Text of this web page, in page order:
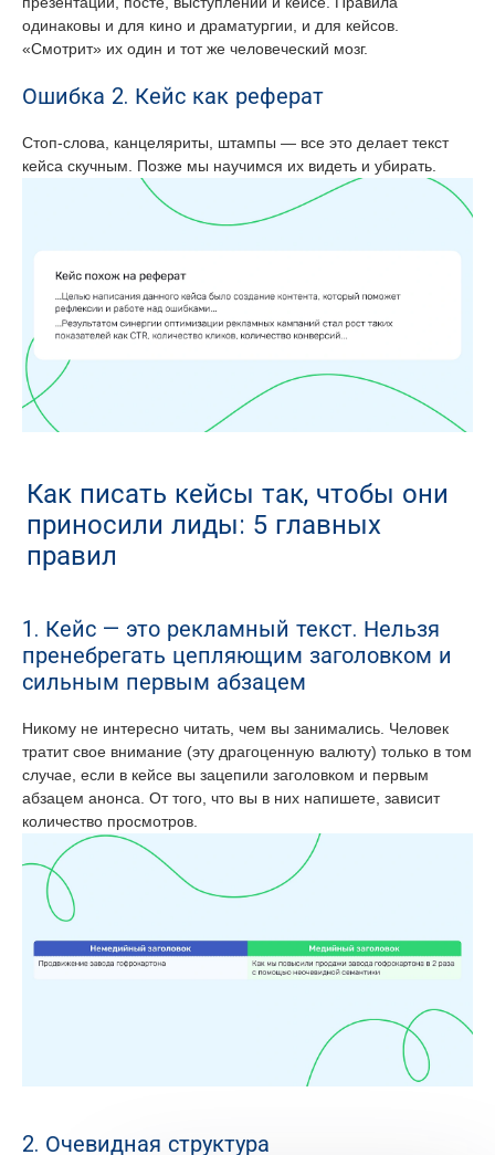
одинаковы и для кино и драматургии, и для кейсов.
«Смотрит» их один и тот же человеческий мозг.
Ошибка 2. Кейс как реферат
Стоп-слова, канцеляриты, штампы — все это делает текст
кейса скучным. Позже мы научимся их видеть и убирать.
Как писать кейсы так, чтобы они
приносили лиды: 5 главных
правил
1. Кейс — это рекламный текст. Нельзя
пренебрегать цепляющим заголовком и
сильным первым абзацем
Никому не интересно читать, чем вы занимались. Человек
тратит свое внимание (эту драгоценную валюту) только в том
случае, если в кейсе вы зацепили заголовком и первым
абзацем анонса. От того, что вы в них напишете, зависит
количество просмотров.
2. Очевидная структура